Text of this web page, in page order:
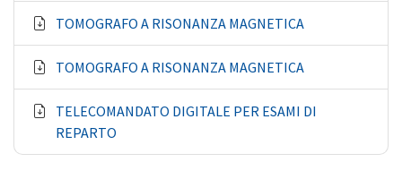
TOMOGRAFO A RISONANZA MAGNETICA
TOMOGRAFO A RISONANZA MAGNETICA
TELECOMANDATO DIGITALE PER ESAMI DI
REPARTO